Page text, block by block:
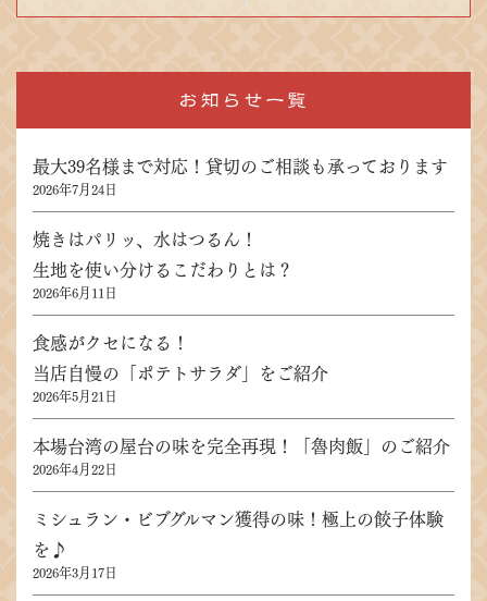
お知らせ一覧
最大39名様まで対応！貸切のご相談も承っております
2026年7月24日
焼きはパリッ、水はつるん！
生地を使い分けるこだわりとは？
2026年6月11日
食感がクセになる！
当店自慢の「ポテトサラダ」をご紹介
2026年5月21日
本場台湾の屋台の味を完全再現！「魯肉飯」のご紹介
2026年4月22日
ミシュラン・ビブグルマン獲得の味！極上の餃子体験
を♪
2026年3月17日